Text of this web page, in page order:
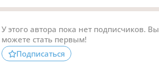
У этого автора пока нет подписчиков. Вы
можете стать первым!
Подписаться